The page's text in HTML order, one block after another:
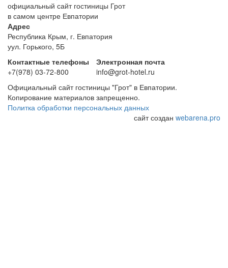
официальный сайт гостиницы Грот
в самом центре Евпатории
Адрес
Республика Крым, г. Евпатория
уул. Горького, 5Б
Контактные телефоны
+7(978) 03-72-800
Электронная почта
info@grot-hotel.ru
Официальный сайт гостиницы "Грот" в Евпатории.
Копирование материалов запрещенно.
Политка обработки персональных данных
сайт создан webarena.pro